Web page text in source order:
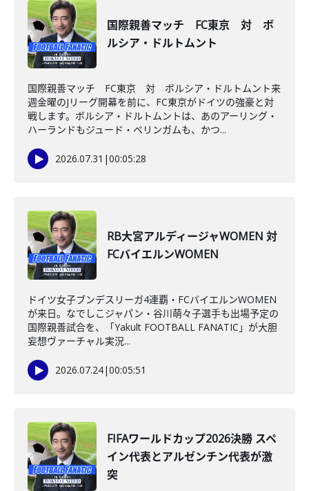
国際親善マッチ FC東京 対 ボ
ルシア・ドルトムント
国際親善マッチ FC東京 対 ボルシア・ドルトムント来
週金曜のJリーグ開幕を前に、FC東京がドイツの強豪と対
戦します。ボルシア・ドルトムントは、あのアーリング・
ハーランドもジュード・ベリンガムも、かつ...
2026.07.31 |00:05:28
RB大宮アルディージャWOMEN 対
FCバイエルンWOMEN
ドイツ女子ブンデスリーガ4連覇・FCバイエルンWOMEN
が来日。なでしこジャパン・谷川萌々子選手も出場予定の
国際親善試合を、「Yakult FOOTBALL FANATIC」が大胆
妄想ヴァーチャル実況...
2026.07.24|00:05:51
FIFAワールドカップ2026決勝 スペ
イン代表とアルゼンチン代表が激
突